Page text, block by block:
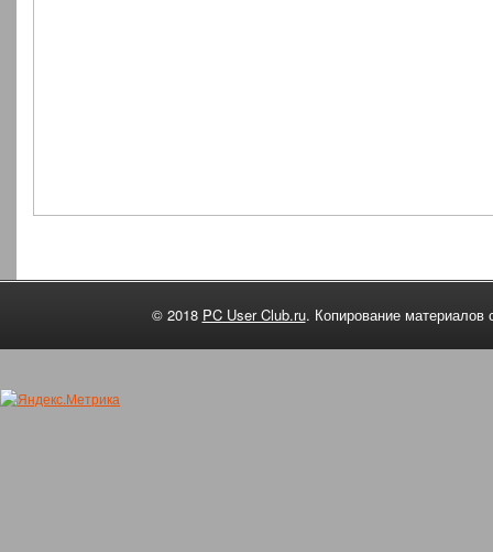
© 2018 PC User Club.ru. Копирование материалов